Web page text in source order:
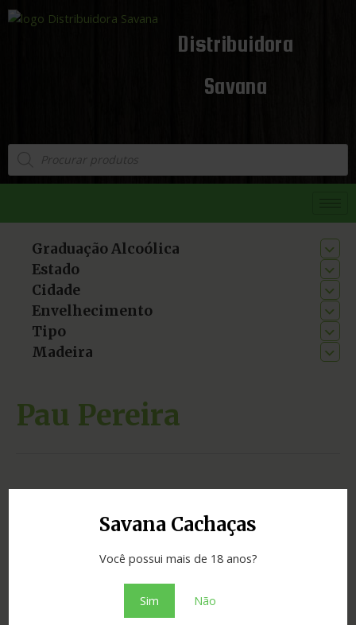
Savana Cachaças
Você possui mais de 18 anos?
Sim Não
Distribuidora
Savana
Graduação Alcoólica
Estado
Cidade
Envelhecimento
Tipo
Madeira
Pau Pereira